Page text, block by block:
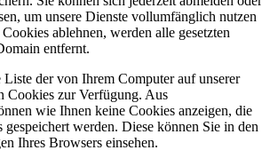
um unsere Dienste vollumfänglich nutzen
ablehnen, werden alle gesetzten
entfernt.
der von Ihrem Computer auf unserer
Cookies zur Verfügung. Aus
wie Ihnen keine Cookies anzeigen, die
gespeichert werden. Diese können Sie in den
Ihres Browsers einsehen.